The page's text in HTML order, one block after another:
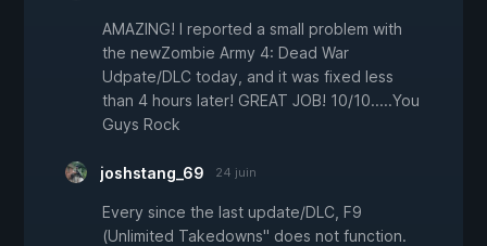
AMAZING! I reported a small problem with
the newZombie Army 4: Dead War
Udpate/DLC today, and it was fixed less
than 4 hours later! GREAT JOB! 10/10.....You
Guys Rock
joshstang_69 24 juin
Every since the last update/DLC, F9
(Unlimited Takedowns" does not function.